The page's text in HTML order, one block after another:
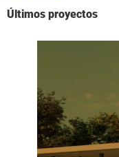
Últimos proyectos